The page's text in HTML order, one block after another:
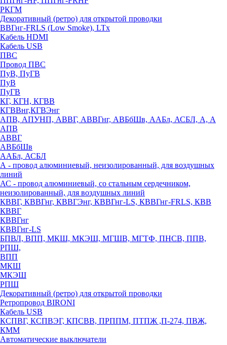
РКГМ
Декоративный (ретро) для открытой проводки
ВВГнг-FRLS (Low Smoke), LTx
Кабель HDMI
Кабель USB
ПВС
Провод ПВС
ПуВ, ПуГВ
ПуВ
ПуГВ
КГ, КГН, КГВВ
КГВВнг,КГВЭнг
АПВ, АПУНП, АВВГ, АВВГнг, АВБбШв, ААБл, АСБЛ, А, А
АПВ
АВВГ
АВБбШв
ААБл, АСБЛ
А - провод алюминиевый, неизолированный, для воздушных
линий
АС - провод алюминиевый, со стальным сердечником,
неизолированный, для воздушных линий
КВВГ, КВВГнг, КВВГЭнг, КВВГнг-LS, КВВГнг-FRLS, КВВ
КВВГ
КВВГнг
КВВГнг-LS
БПВЛ, ВПП, МКШ, МКЭШ, МГШВ, МГТФ, ПНСВ, ППВ,
РПШ,
ВПП
МКШ
МКЭШ
РПШ
Декоративный (ретро) для открытой проводки
Ретропровод BIRONI
Кабель USB
КСПВГ, КСПВЭГ, КПСВВ, ПРППМ, ПТПЖ ,П-274, ПВЖ,
КММ
Автоматические выключатели